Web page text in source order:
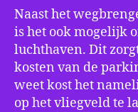
Naast het
is het ook mogelijk
luchthaven. Dit
kosten van de
weet kost het
op het vliegveld te